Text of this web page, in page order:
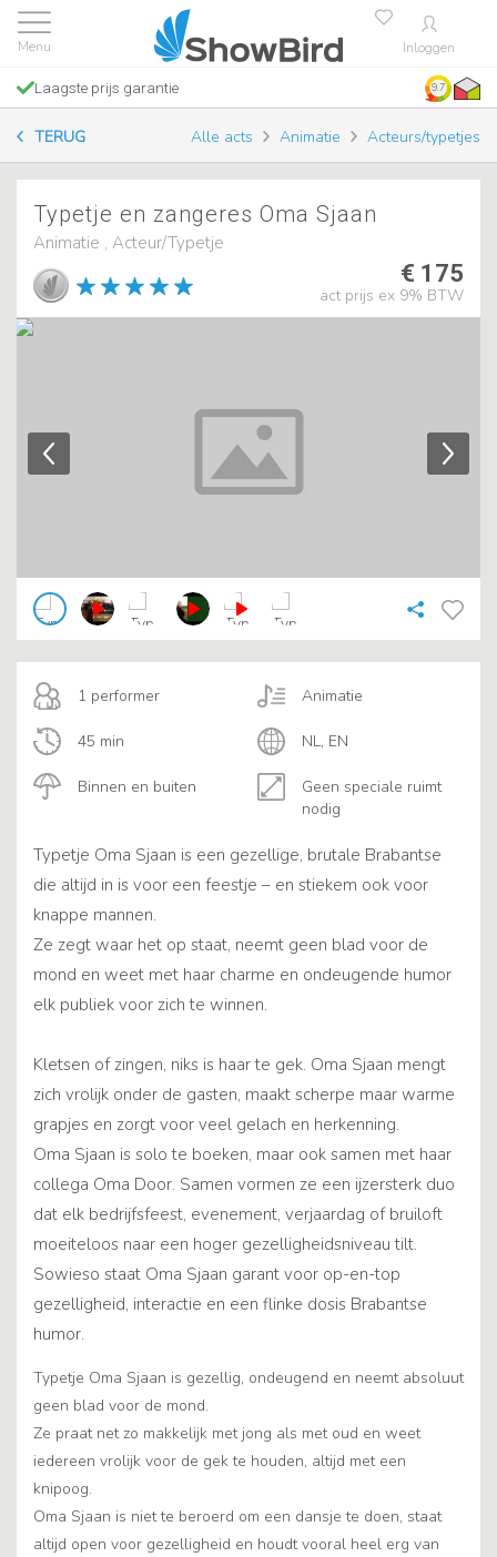
Inloggen
Laagste prijs garantie 9.7
TERUG Alle acts Animatie Acteurs/typetjes
Typetje en zangeres Oma Sjaan
Animatie , Acteur/Typetje
€ 175
act prijs ex 9% BTW
1 performer
Binnen en buiten
Animatie
45 min
Geen speciale ruimt
nodig
NL, EN
Typetje Oma Sjaan is een gezellige, brutale Brabantse
die altijd in is voor een feestje – en stiekem ook voor
knappe mannen.
Ze zegt waar het op staat, neemt geen blad voor de
mond en weet met haar charme en ondeugende humor
elk publiek voor zich te winnen.
Kletsen of zingen, niks is haar te gek. Oma Sjaan mengt
zich vrolijk onder de gasten, maakt scherpe maar warme
grapjes en zorgt voor veel gelach en herkenning.
Oma Sjaan is solo te boeken, maar ook samen met haar
collega Oma Door. Samen vormen ze een ijzersterk duo
dat elk bedrijfsfeest, evenement, verjaardag of bruiloft
moeiteloos naar een hoger gezelligheidsniveau tilt.
Sowieso staat Oma Sjaan garant voor op-en-top
gezelligheid, interactie en een flinke dosis Brabantse
humor.
Typetje Oma Sjaan is gezellig, ondeugend en neemt absoluut
geen blad voor de mond.
Ze praat net zo makkelijk met jong als met oud en weet
iedereen vrolijk voor de gek te houden, altijd met een
knipoog.
Oma Sjaan is niet te beroerd om een dansje te doen, staat
altijd open voor gezelligheid en houdt vooral heel erg van